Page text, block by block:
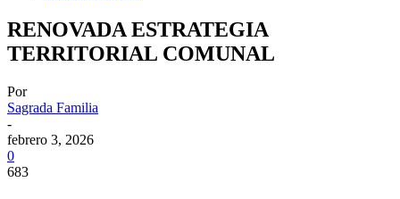
RENOVADA ESTRATEGIA
TERRITORIAL COMUNAL
Por
Sagrada Familia
-
febrero 3, 2026
0
683